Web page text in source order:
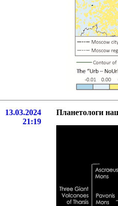
13.03.2024
21:19
Планетологи